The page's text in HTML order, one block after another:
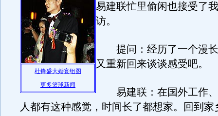
杜锋盛大婚宴组图
更多篮球新闻
易建联忙里偷闲也接受了
访。
提问：经历了一个漫长
又重新回来谈谈感受吧。
易建联：在国外工作、
人都有这种感觉，时间长了都想家。回到家